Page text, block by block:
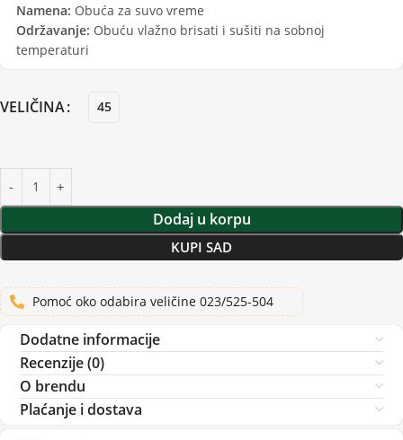
Namena: Obuća za suvo vreme
Održavanje: Obuću vlažno brisati i sušiti na sobnoj
temperaturi
VELIČINA 45
Dodaj u korpu
KUPI SAD
Pomoć oko odabira veličine 023/525-504
Dodatne informacije
Recenzije (0)
O brendu
Plaćanje i dostava